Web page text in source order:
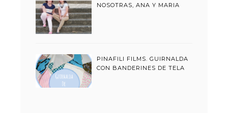
NOSOTRAS, ANA Y MARIA
PINAFILI FILMS. GUIRNALDA
CON BANDERINES DE TELA